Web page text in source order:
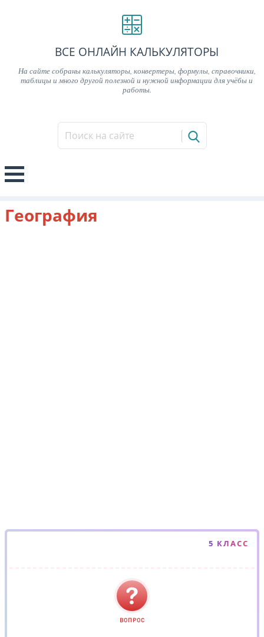
ВСЕ ОНЛАЙН КАЛЬКУЛЯТОРЫ
На сайте собраны калькуляторы, конвертеры, формулы, справочники,
таблицы и много другой полезной и нужной информации для учёбы и
работы.
География
5 КЛАСС
ВОПРОС